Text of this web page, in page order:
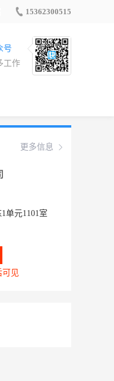
15362300515
号
工作
更多信息
单元1101室
可见